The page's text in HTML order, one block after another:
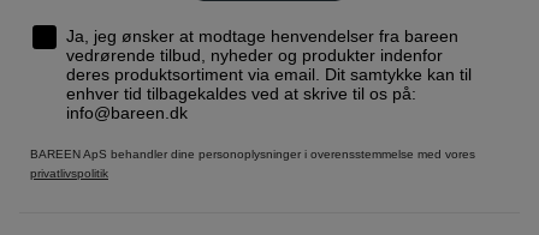
Ja, jeg ønsker at modtage henvendelser fra bareen
vedrørende tilbud, nyheder og produkter indenfor
deres produktsortiment via email. Dit samtykke kan til
enhver tid tilbagekaldes ved at skrive til os på:
info@bareen.dk
BAREEN ApS behandler dine personoplysninger i overensstemmelse med vores
privatlivspolitik